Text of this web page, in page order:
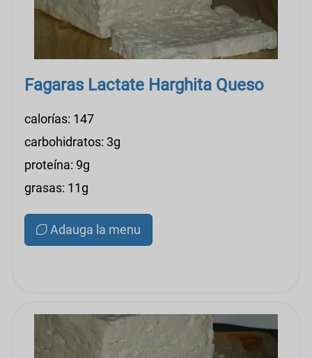
Fagaras Lactate Harghita Queso
calorías: 147
carbohidratos: 3g
proteína: 9g
grasas: 11g
Adauga la menu